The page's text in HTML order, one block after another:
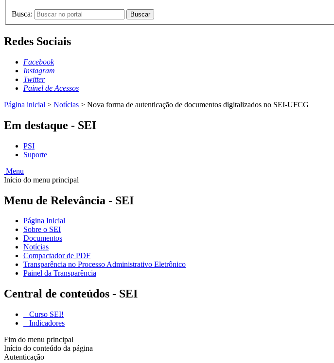
Busca: Buscar
Redes Sociais
Facebook
Instagram
Twitter
Painel de Acessos
Página inicial > Notícias > Nova forma de autenticação de documentos digitalizados no SEI-UFCG
Em destaque - SEI
PSI
Suporte
Menu
Início do menu principal
Menu de Relevância - SEI
Página Inicial
Sobre o SEI
Documentos
Notícias
Compactador de PDF
Transparência no Processo Administrativo Eletrônico
Painel da Transparência
Central de conteúdos - SEI
Curso SEI!
Indicadores
Fim do menu principal
Início do conteúdo da página
Autenticação